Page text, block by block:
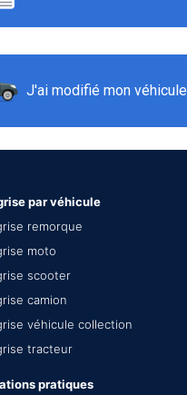
J'ai modifié mon véhicule
par véhicule
remorque
moto
scooter
camion
véhicule collection
tracteur
pratiques